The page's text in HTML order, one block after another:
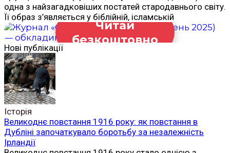
одна з найзагадковіших постатей стародавнього світу.
Її образ з’являється у біблійній, ісламській
Читай
безкоштовно
Нові публікації
Історія
Великоднє повстання 1916 року: як повстання в
Дубліні започаткувало боротьбу за незалежність
Ірландії